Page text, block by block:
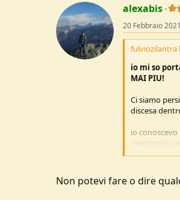
t
i
o
n
:
alexabis
20 Febbraio 2021
fulviozilantra
io mi so
MAI PIU!
Ci siamo
discesa
io
i soccorsi so
Non potevi fare o dire